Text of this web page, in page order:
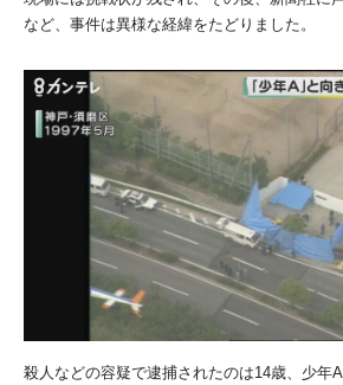
など、事件は異様な経緯をたどりました。
殺人などの容疑で逮捕されたのは14歳、少年A